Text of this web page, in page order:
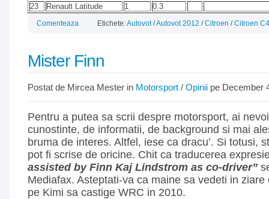
23
Renault Latitude 1 0.3
Comenteaza Etichete:Autovot/Autovot 2012 /Citroen /Citroen
Mister Finn
Postat de Mircea Mester in Motorsport / Opinii pe December
Pentru a putea sa scrii despre motorsport, ai
cunostinte, de informatii, de background si mai
bruma de interes. Altfel, iese ca dracu’. Si totusi,
pot fi scrise de oricine. Chit ca traducerea
assisted by Finn Kaj Lindstrom as co-driver”
Mediafax. Asteptati-va ca maine sa vedeti in
pe Kimi sa castige WRC in 2010.